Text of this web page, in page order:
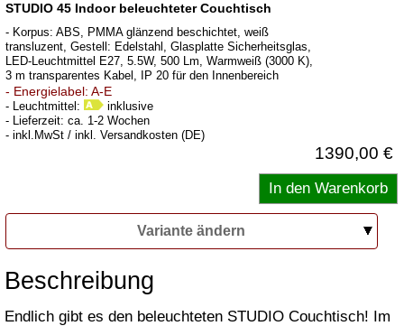
STUDIO 45 Indoor beleuchteter Couchtisch
- Korpus: ABS, PMMA glänzend beschichtet, weiß
transluzent, Gestell: Edelstahl, Glasplatte Sicherheitsglas,
LED-Leuchtmittel E27, 5.5W, 500 Lm, Warmweiß (3000 K),
3 m transparentes Kabel, IP 20 für den Innenbereich
- Energielabel: A-E
- Leuchtmittel:
inklusive
- Lieferzeit: ca. 1-2 Wochen
- inkl.MwSt / inkl. Versandkosten (DE)
1390,00 €
Variante ändern
Beschreibung
Endlich gibt es den beleuchteten STUDIO Couchtisch! Im